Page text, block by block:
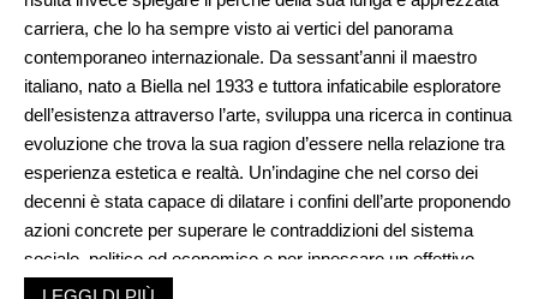
carriera, che lo ha sempre visto ai vertici del panorama
contemporaneo internazionale. Da sessant’anni il maestro
italiano, nato a Biella nel 1933 e tuttora infaticabile esploratore
dell’esistenza attraverso l’arte, sviluppa una ricerca in continua
evoluzione che trova la sua ragion d’essere nella relazione tra
esperienza estetica e realtà. Un’indagine che nel corso dei
decenni è stata capace di dilatare i confini dell’arte proponendo
azioni concrete per superare le contraddizioni del sistema
sociale, politico ed economico e per innescare un effettivo
mutamento per l’intera collettività.